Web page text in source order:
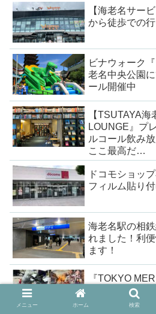
【海老名サー
から徒歩での
ビナウォーク
老名中央公園
ール開催中
【TSUTAYA
LOUNGE』プ
ルコール飲み
ここ最高だ…
ドコモショッ
フィルム貼り
海老名駅の相
れました！利
ます！
『TOKYO
衣装・小道具
は海老名が初展
メニュー ホーム 検索